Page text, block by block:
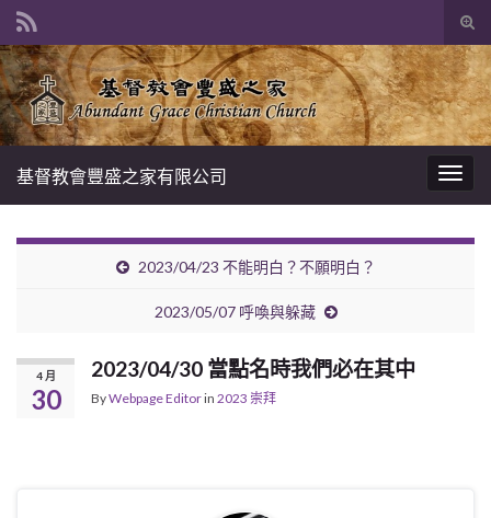
Search for:
基督教會豐盛之家有限公司
2023/04/23 不能明白？不願明白？
2023/05/07 呼喚與躲藏
4 月
30
2023/04/30 當點名時我們必在其中
ByWebpage Editorin 2023 崇拜